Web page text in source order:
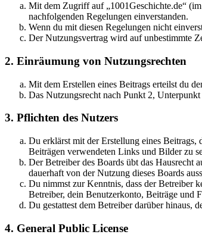
Mit dem Zugriff auf „1001Geschichte.de“
nachfolgenden Regelungen einverstanden.
Wenn du mit diesen Regelungen nicht
Der Nutzungsvertrag wird auf unbestimmte
2. Einräumung von Nutzungsrechten
Mit dem Erstellen eines Beitrags erteilst du
Das Nutzungsrecht nach Punkt 2,
3. Pflichten des Nutzers
Du erklärst mit der Erstellung eines Beitrags,
Beiträgen verwendeten Links und Bilder zu
Der Betreiber des Boards übt das Hausrecht
dauerhaft von der Nutzung dieses Boards
Du nimmst zur Kenntnis, dass der Betreiber
Betreiber, dein Benutzerkonto, Beiträge und
Du gestattest dem Betreiber darüber hinaus,
4. General Public License